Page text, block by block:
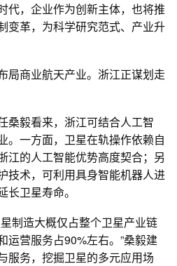
代，企业作为创新主体，也将推
变革，为科学研究范式、产业升
商业航天产业。浙江正谋划走
毅看来，浙江可结合人工智
。一方面，卫星在轨操作依赖自
江的人工智能优势高度契合；另
技术，可利用具身智能机器人进
卫星寿命。
造大概仅占整个卫星产业链
运营服务占90%左右。”桑毅建
服务，挖掘卫星的多元应用场